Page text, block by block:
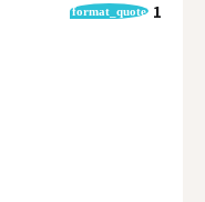
format_quote 1